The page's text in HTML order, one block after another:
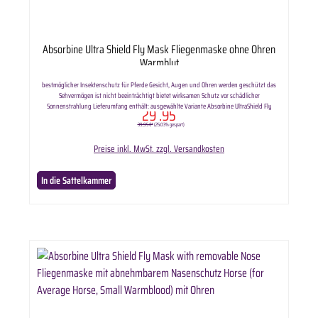
Absorbine Ultra Shield Fly Mask Fliegenmaske ohne Ohren
Warmblut
bestmöglicher Insektenschutz für Pferde Gesicht, Augen und Ohren werden geschützt das
Sehvermögen ist nicht beeinträchtigt bietet wirksamen Schutz vor schädlicher
Sonnenstrahlung Lieferumfang enthält: ausgewählte Variante Absorbine UltraShield Fly
Bonnet Fliegenmaske ohne Ohren.
29.95
39,95 €*(25.03% gespart)
Preise inkl. MwSt. zzgl. Versandkosten
In die Sattelkammer